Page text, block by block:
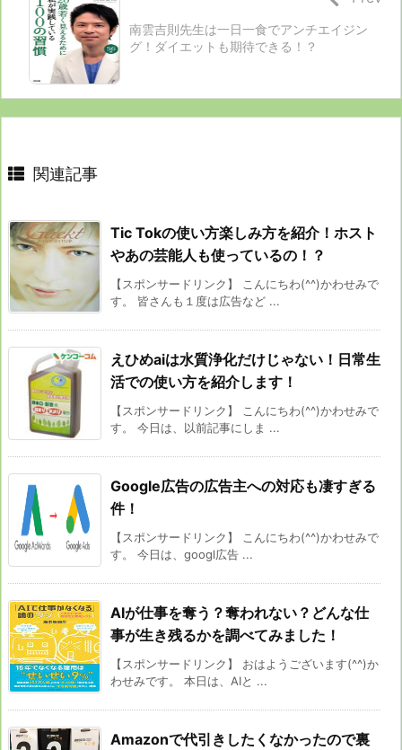
南雲吉則先生は一日一食でアンチエイジン
グ！ダイエットも期待できる！？
関連記事
Tic Tokの使い方楽しみ方を紹介！ホスト
やあの芸能人も使っているの！？
【スポンサードリンク】 こんにちわ(^^)かわせみで
す。 皆さんも１度は広告など ...
えひめaiは水質浄化だけじゃない！日常生
活での使い方を紹介します！
【スポンサードリンク】 こんにちわ(^^)かわせみで
す。 今日は、以前記事にしま ...
Google広告の広告主への対応も凄すぎる
件！
【スポンサードリンク】 こんにちわ(^^)かわせみで
す。 今日は、googl広告 ...
AIが仕事を奪う？奪われない？どんな仕
事が生き残るかを調べてみました！
【スポンサードリンク】 おはようございます(^^)か
わせみです。 本日は、AIと ...
Amazonで代引きしたくなかったので裏